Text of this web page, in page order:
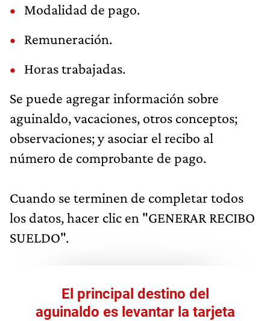
Modalidad de pago.
Remuneración.
Horas trabajadas.
Se puede agregar información sobre
aguinaldo, vacaciones, otros conceptos;
observaciones; y asociar el recibo al
número de comprobante de pago.
Cuando se terminen de completar todos
los datos, hacer clic en "GENERAR RECIBO
SUELDO".
El principal destino del
aguinaldo es levantar la tarjeta